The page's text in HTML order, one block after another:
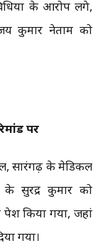
के आरोप लगे,
कुमार नेताम को
पर
सारंगढ़ के मेडिकल
के सुरेंद्र कुमार को
पेश किया गया, जहां
गया।